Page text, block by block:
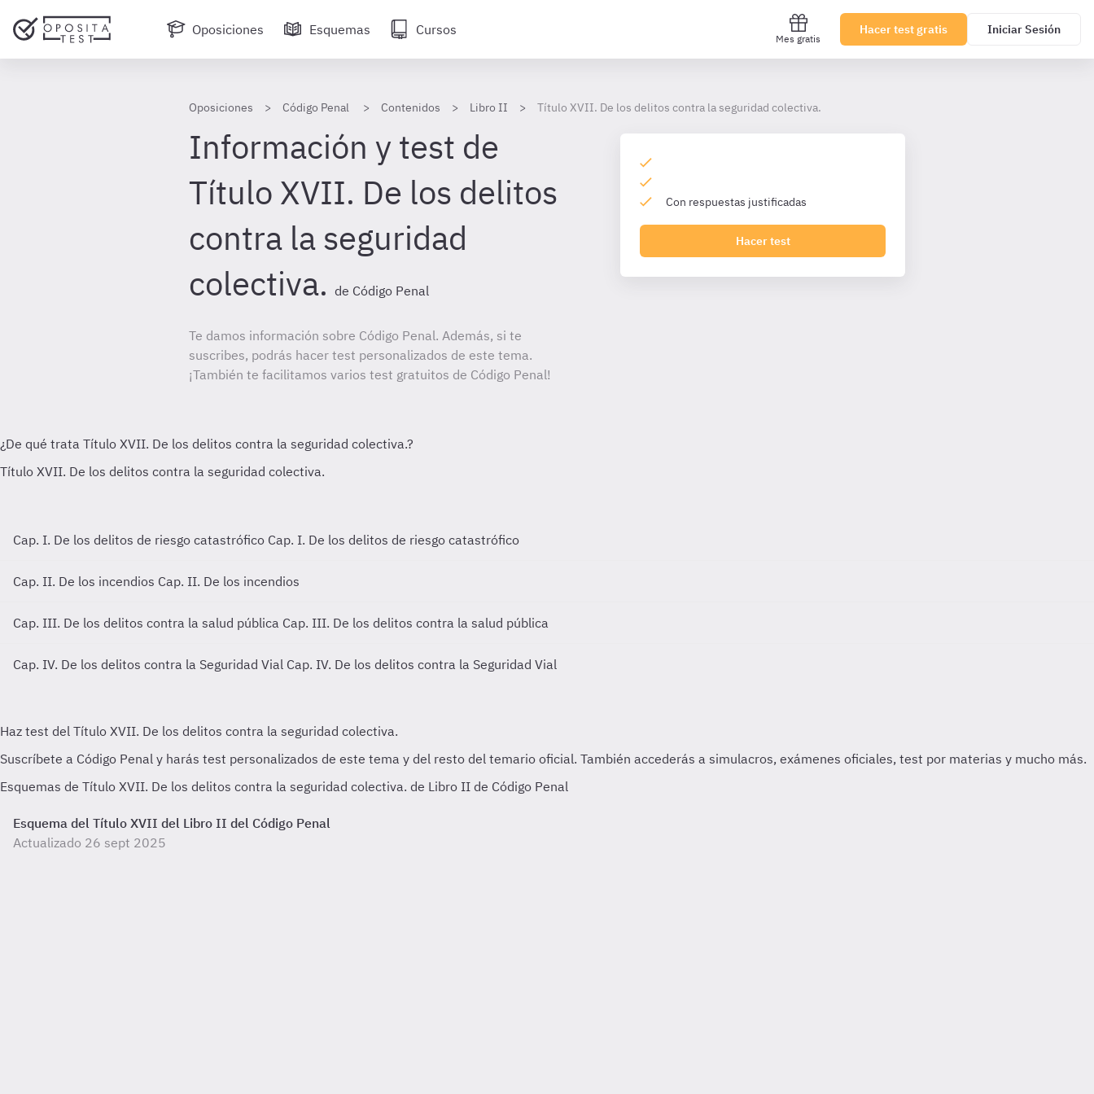
Oposiciones Esquemas Cursos
Mes gratis
Hacer test gratis Iniciar Sesión
Oposiciones Código Penal Contenidos Libro II Título XVII. De los delitos contra la seguridad colectiva.
Información y test de
Título XVII. De los delitos
contra la seguridad
colectiva. de Código Penal
Te damos información sobre Código Penal. Además, si te
suscribes, podrás hacer test personalizados de este tema.
¡También te facilitamos varios test gratuitos de Código Penal!
Con respuestas justificadas
Hacer test
Cap. I. De los delitos de riesgo catastrófico Cap. I. De los delitos de riesgo catastrófico
Cap. II. De los incendios Cap. II. De los incendios
Cap. III. De los delitos contra la salud pública Cap. III. De los delitos contra la salud pública
Cap. IV. De los delitos contra la Seguridad Vial Cap. IV. De los delitos contra la Seguridad Vial
Esquemas de Título XVII. De los delitos contra la seguridad colectiva. de Libro II de Código Penal
Esquema del Título XVII del Libro II del Código Penal
Actualizado 26 sept 2025